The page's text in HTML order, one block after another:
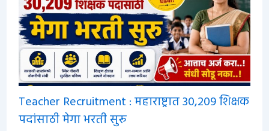
Teacher Recruitment : महाराष्ट्रात 30,209 शिक्षक
पदांसाठी मेगा भरती सुरू